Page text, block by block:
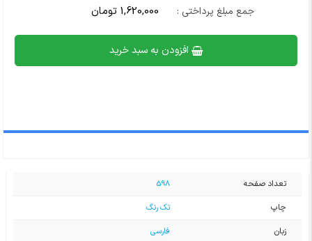
جمع مبلغ پرداختی : 1,620,000 تومان
افزودن به سبد خرید
تعداد صفحه
598
چاپ
تک رنگ
زبان
فارسی